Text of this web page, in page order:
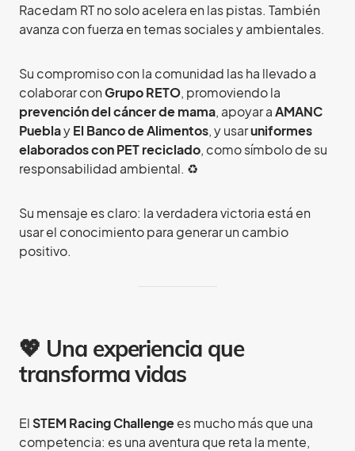
Racedam RT no solo acelera en las pistas. También
avanza con fuerza en temas sociales y ambientales.
Su compromiso con la comunidad las ha llevado a
colaborar conGrupo RETO, promoviendo la
prevención del cáncer de mama, apoyar aAMANC
PueblayEl Banco de Alimentos, y usaruniformes
elaborados con PET reciclado, como símbolo de su
responsabilidad ambiental. ♻️
Su mensaje es claro: la verdadera victoria está en
usar el conocimiento para generar un cambio
positivo.
💖 Una experiencia que
transforma vidas
ElSTEM Racing Challengees mucho más que una
competencia: es una aventura que reta la mente,